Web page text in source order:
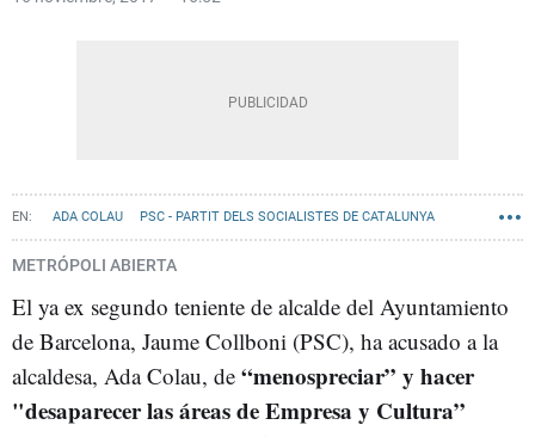
ADA COLAU PSC - PARTIT DELS SOCIALISTES DE CATALUNYA
BARCELONA EN COMÚ
METRÓPOLI ABIERTA
El ya ex segundo teniente de alcalde del Ayuntamiento
de Barcelona, Jaume Collboni (PSC), ha acusado a la
alcaldesa, Ada Colau, de “menospreciar” y hacer
"desaparecer las áreas de Empresa y Cultura”